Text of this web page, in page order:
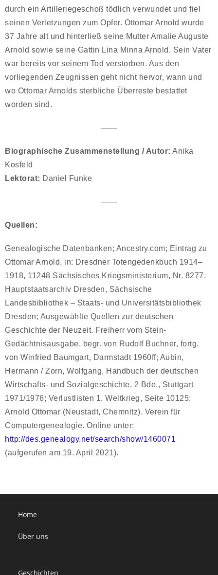
durch ein Artilleriegeschoß tödlich verwundet und fiel
seinen Verletzungen zum Opfer. Ottomar Arnold wurde
37 Jahre alt und hinterließ seine Mutter Amalie Auguste
Arnold sowie seine Gattin Lina Minna Arnold. Sein Vater
war bereits vor seinem Tod verstorben. Aus den
vorliegenden Zeugnissen geht nicht hervor, wann und
wo Ottomar Arnolds sterbliche Überreste bestattet
worden sind.
——
Biographische Zusammenstellung / Autor: Anika
Kosfeld
Lektorat: Daniel Funke
——
Quellen:
Genealogische Datenbanken; Ancestry.com; Eintrag zu
Ottomar Arnold, in: Dresdner Totengedenkbuch 1914–
1918, 11248 Sächsisches Kriegsministerium, Nr. 8277.
Hauptstaatsarchiv Dresden, Sächsische
Landesbibliothek – Staats- und Universitätsbibliothek
Dresden; Ausgewählte Quellen zur deutschen
Geschichte der Neuzeit. Freiherr vom Stein-
Gedächtnisausgabe, begr. von Rudolf Buchner, fortg.
von Winfried Baumgart, Darmstadt 1960ff; Aubin,
Hermann / Zorn, Wolfgang, Handbuch der deutschen
Wirtschafts- und Sozialgeschichte, 2 Bde., Stuttgart
1971/1976; Verlustlisten 1. Weltkrieg, Seite 10125:
Arnold Ottomar (Neustadt, Chemnitz). Verein für
Computergenealogie. Online unter:
http://des.genealogy.net/search/show/1460071
(aufgerufen am 19. April 2021).
Home
Über uns
Geschichten